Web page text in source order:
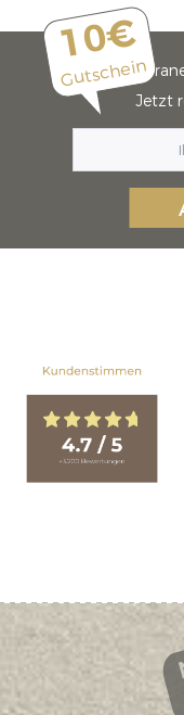
10€
Gutschein
Jetzt